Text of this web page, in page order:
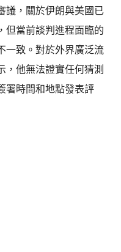
議，關於伊朗與美國已
但當前談判進程面臨的
一致。對於外界廣泛流
，他無法證實任何猜測
署時間和地點發表評